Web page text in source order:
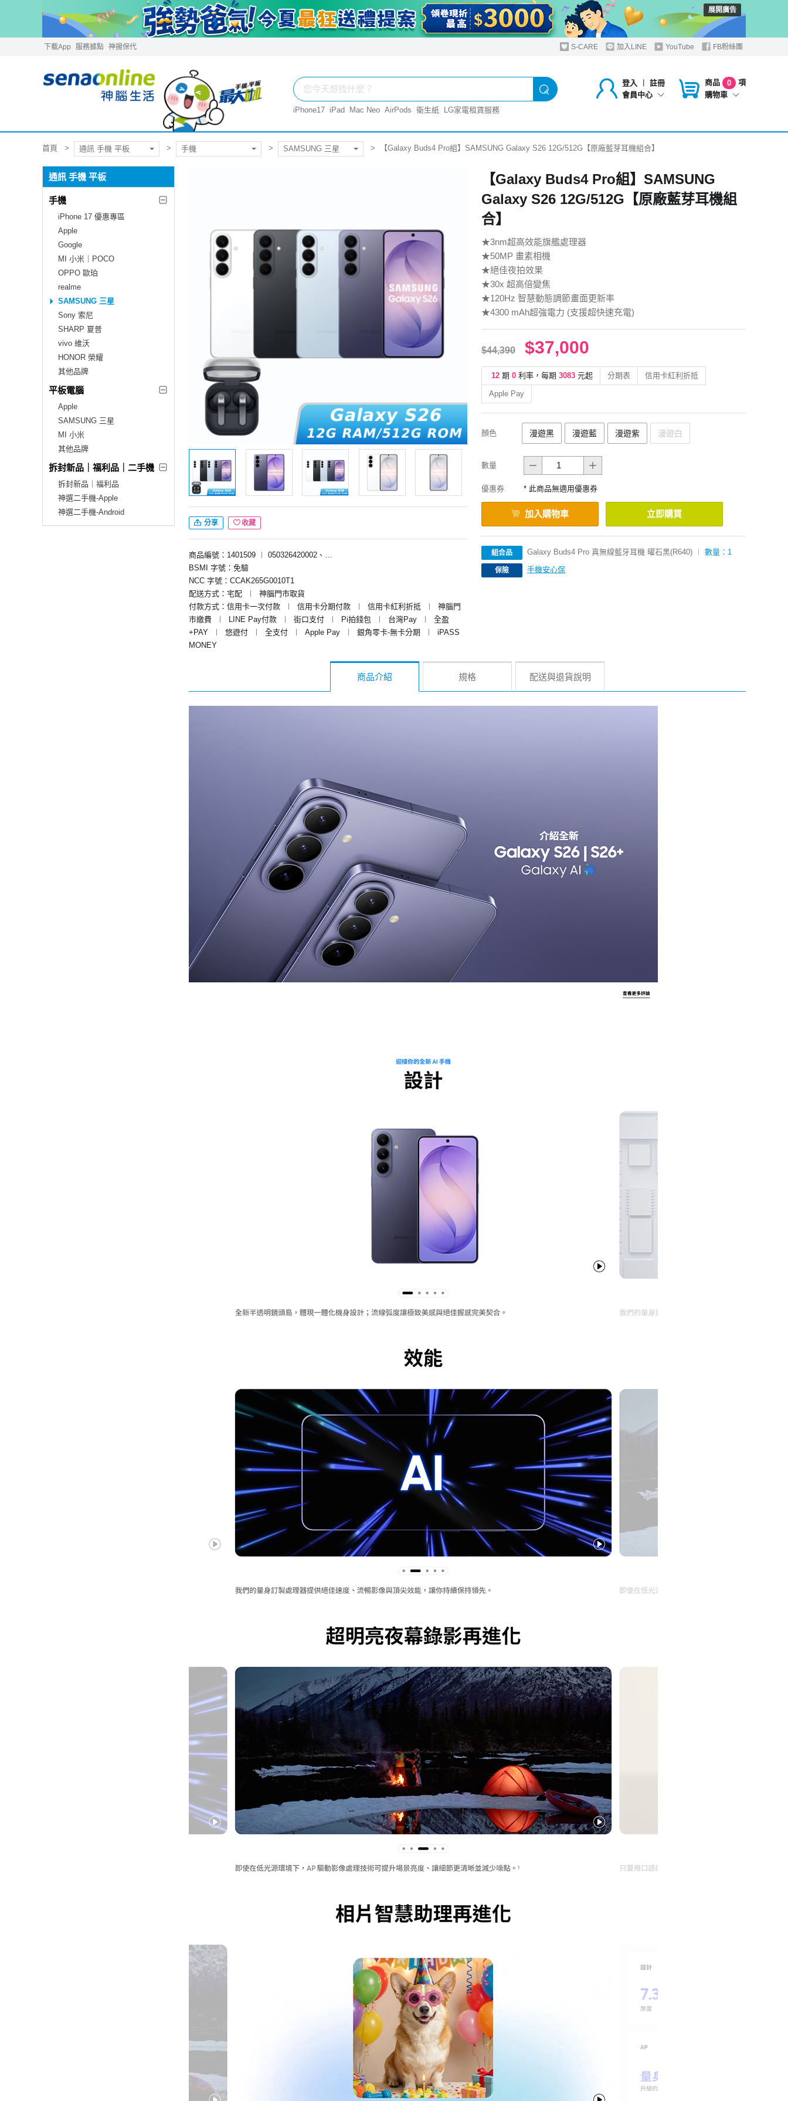
展開廣告
下載App 服務據點 神揚保代 S-CARE 加入LINE YouTube FB粉絲團
登入 ︱
註冊
會員中心
商品 0
項
購物車
iPhone17 iPad Mac Neo AirPods 衛生紙 LG家電租賃服務
首頁 通訊 手機 平板 手機 SAMSUNG 三星 【Galaxy Buds4 Pro組】SAMSUNG Galaxy S26 12G/512G【原廠藍芽耳機組合】
通訊 手機 平板
手機
iPhone 17 優惠專區
Apple
Google
MI 小米｜POCO
OPPO 歐珀
realme
SAMSUNG 三星
Sony 索尼
SHARP 夏普
vivo 維沃
HONOR 榮耀
其他品牌
平板電腦
Apple
SAMSUNG 三星
MI 小米
其他品牌
拆封新品｜福利品｜二手機
拆封新品｜福利品
神選二手機-Apple
神選二手機-Android
分享 收藏
商品編號：1401509 ︱
BSMI 字號：免驗
NCC 字號：CCAK265G0010T1
配送方式：宅配
︱
神腦門市取貨
付款方式：信用卡一次付款
︱ 信用卡分期付款 ︱ 信用卡紅利折抵 ︱
神腦門
市繳費
︱ LINE Pay付款 ︱ 街口支付 ︱ Pi拍錢包 ︱ 台灣Pay ︱
全盈
+PAY
︱ 悠遊付 ︱ 全支付 ︱ Apple Pay ︱ 銀角零卡-無卡分期 ︱
iPASS
MONEY
【Galaxy Buds4 Pro組】SAMSUNG
Galaxy S26 12G/512G【原廠藍芽耳機組
合】
★3nm超高效能旗艦處理器
★50MP 畫素相機
★絕佳夜拍效果
★30x 超高倍變焦
★120Hz 智慧動態調節畫面更新率
★4300 mAh超強電力 (支援超快速充電)
$44,390 $37,000
12 期 0 利率，每期 3083 元起 分期表 信用卡紅利折抵
Apple Pay
顏色 漫遊黑 漫遊藍 漫遊紫 漫遊白
數量
優惠券 * 此商品無適用優惠券
加入購物車 立即購買
組合品 Galaxy Buds4 Pro 真無線藍牙耳機 曜石黑(R640) ︱ 數量：1
保險 手機安心保
商品介紹 規格 配送與退貨說明